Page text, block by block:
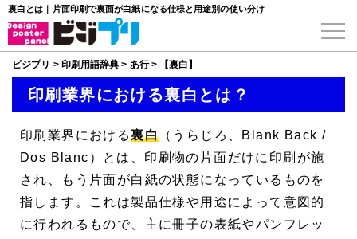
裏白とは｜片面印刷で裏面が白紙になる仕様と用途別の使い分け
ビジプリ > 印刷用語辞典 > あ行> 【裏白】
印刷業界における裏白とは？
印刷業界における裏白 （うらじろ、 Blank Back /
Dos Blanc ）とは、印刷物の片面だけに印刷が施
され、もう片面が白紙の状態になっているものを
指します。これは製品仕様や用途によって意図的
に行われるもので、主に冊子の表紙やパンフレッ